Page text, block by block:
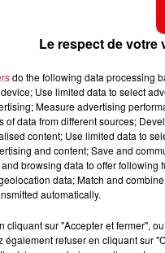
un événement sur
en mesure de
a réalisé une
feu en ce meeting.
des 4 ans fin
une base pour
Kuiper sur
il y a un lot, il peut
sur plus
un accessit est à
vient néanmoins de
7h00 -
RDL
Le respect de votre
do the following data processing
Use limited data to select
Measure advertising
of data from different sources;
content; Use limited data to
and content; Save and
browsing data to offer
data; Match and
automatically.
cliquant sur "Accepter et fermer",
également refuser en cliquant sur